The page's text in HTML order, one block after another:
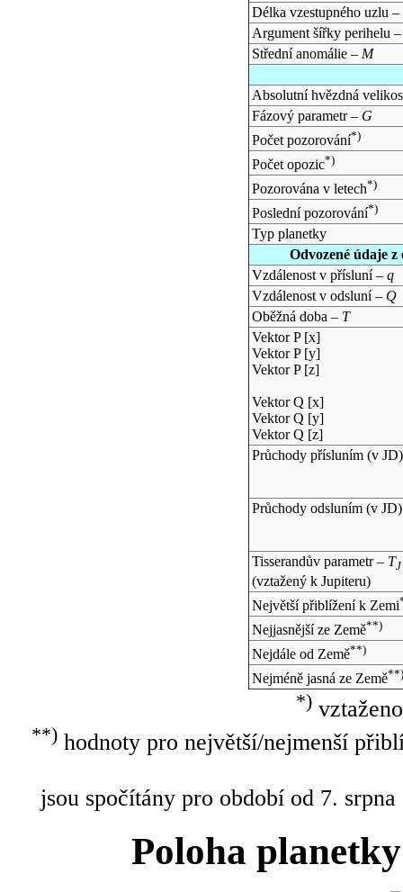
Délka vzestupného uzlu –
Argument šířky perihelu
Střední anomálie – M
Absolutní hvězdná
Fázový parametr – G
Počet pozorování*)
Počet opozic*)
Pozorována v letech*)
Poslední pozorování*)
Typ planetky
Odvozené údaje
Vzdálenost v přísluní – q
Vzdálenost v odsluní – Q
Oběžná doba – T
Vektor P [x]
Vektor P [y]
Vektor P [z]
Vektor Q [x]
Vektor Q [y]
Vektor Q [z]
Průchody přísluním (v JD)
Průchody odsluním (v JD)
Tisserandův parametr – TJ
(vztažený k Jupiteru)
Největší přiblížení k Zemi
Nejjasnější ze Země**)
Nejdále od Země**)
Nejméně jasná ze Země**)
*)
**)hodnoty pro největší/nejmenší
jsou spočítány pro období od 7.
Poloha